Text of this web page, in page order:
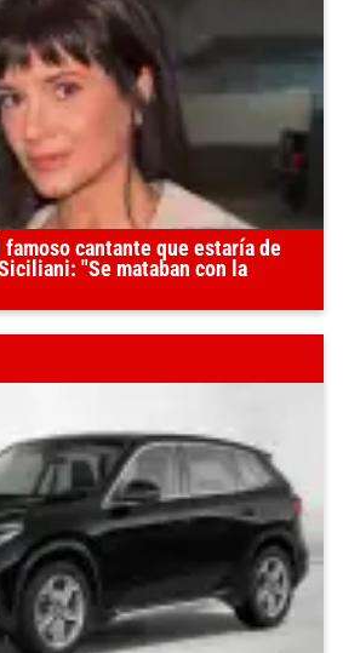
famoso cantante que estaría de
"Se mataban con la